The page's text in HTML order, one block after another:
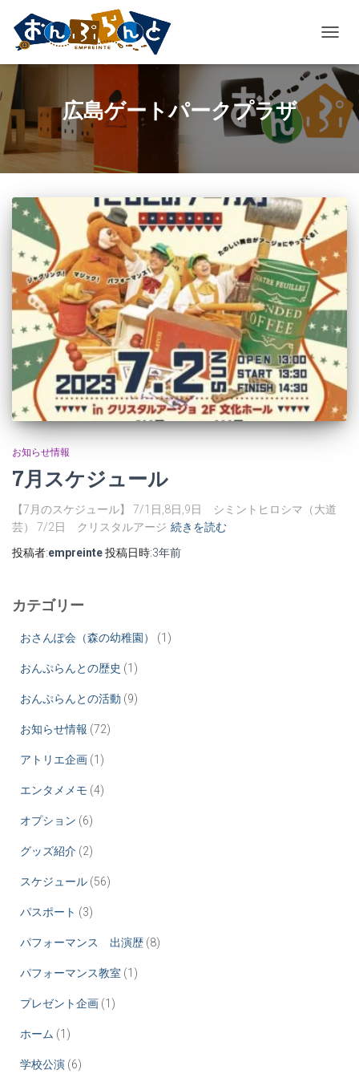
ゲ
ー
シ
ン
替
え
広島ゲートパークプラザ
お知らせ情報
7月スケジュール
【7月のスケジュール】 7/1日,8日,9日 シミントヒロシマ（大道
芸） 7/2日 クリスタルアージ 続きを読む
投稿者:empreinte投稿日時:3年前
カテゴリー
おさんぽ会（森の幼稚園） (1)
おんぷらんとの歴史 (1)
おんぷらんとの活動 (9)
お知らせ情報 (72)
アトリエ企画 (1)
エンタメメモ (4)
オプション (6)
グッズ紹介 (2)
スケジュール (56)
パスポート (3)
パフォーマンス 出演歴 (8)
パフォーマンス教室 (1)
プレゼント企画 (1)
ホーム (1)
学校公演 (6)